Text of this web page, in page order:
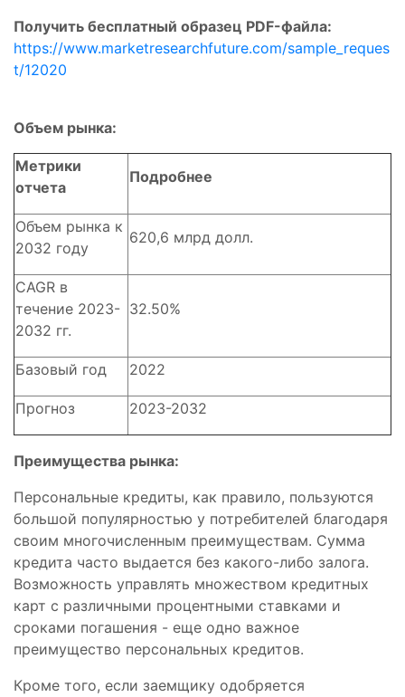
Получить бесплатный образец PDF-файла:
https://www.marketresearchfuture.com/sample_reques
t/12020
Объем рынка:
Метрики
отчета
Подробнее
Объем рынка к
2032 году
620,6 млрд долл.
CAGR в
течение 2023-
2032 гг.
32.50%
Базовый год 2022
Прогноз 2023-2032
Преимущества рынка:
Персональные кредиты, как правило, пользуются
большой популярностью у потребителей благодаря
своим многочисленным преимуществам. Сумма
кредита часто выдается без какого-либо залога.
Возможность управлять множеством кредитных
карт с различными процентными ставками и
сроками погашения - еще одно важное
преимущество персональных кредитов.
Кроме того, если заемщику одобряется